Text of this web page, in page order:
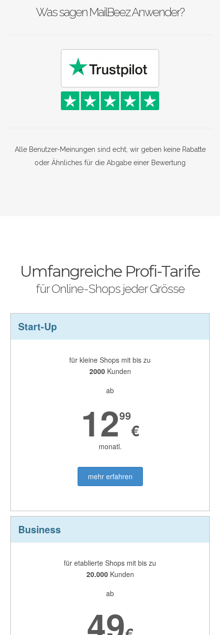
Was sagen MailBeez Anwender?
Alle Benutzer-Meinungen sind echt, wir geben keine Rabatte
oder Ähnliches für die Abgabe einer Bewertung
Umfangreiche Profi-Tarife
für Online-Shops jeder Grösse
Start-Up
für kleine Shops mit bis zu
2000Kunden
ab
1299
€
monatl.
mehr erfahren
Business
für etablierte Shops mit bis zu
20.000Kunden
ab
49